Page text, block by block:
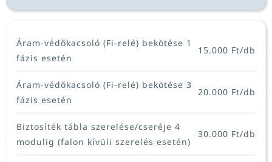
Áram-védőkacsoló (Fi-relé) bekötése 1
fázis esetén
15.000 Ft/db
Áram-védőkacsoló (Fi-relé) bekötése 3
fázis esetén
20.000 Ft/db
Biztosíték tábla szerelése/cseréje 4
modulig (falon kívüli szerelés esetén)
30.000 Ft/db